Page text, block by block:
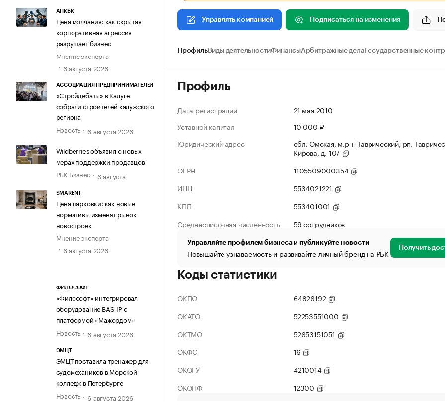
АПКБК
Цена молчания: как скрытая
корпоративная агрессия
разрушает бизнес
Мнение эксперта
6 августа 2026
АССОЦИАЦИЯ ПРЕДПРИНИМАТЕЛЕЙ
«Стройдебаты» в Калуге
собрали строителей калужского
региона
Новость
6 августа 2026
Wildberries объявил о новых
мерах поддержки продавцов
РБК Бизнес
6 августа
SMARENT
Цена парковки: как новые
нормативы изменят рынок
новостроек
Мнение эксперта
6 августа 2026
ФИЛОСОФТ
«Философт» интегрировал
оборудование BAS-IP с
платформой «Мажордом»
Новость
6 августа 2026
ЭМЦТ
ЭМЦТ поставила тренажер для
судомехаников в Морской
колледж в Петербурге
Новость
6 августа 2026
Управлять компанией Подписаться на изменения
ПрофильВиды деятельностиФинансыАрбитражные дела Государственные
Профиль
Дата регистрации
21 мая 2010
Уставной капитал
10 000 ₽
Юридический адрес
обл. Омская, м.р-н Таврический, рп.
Кирова, д. 107
ОГРН
1105509000354
ИНН
5534021221
КПП
553401001
Среднесписочная численность
59 сотрудников
Управляйте профилем бизнеса и публикуйте новости
Повышайте узнаваемость и развивайте личный бренд на РБК Получить
Коды статистики
ОКПО
64826192
ОКАТО
52253551000
ОКТМО
52653151051
ОКФС
16
ОКОГУ
4210014
ОКОПФ
12300